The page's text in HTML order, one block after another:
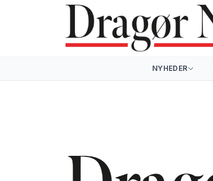
NYHEDER